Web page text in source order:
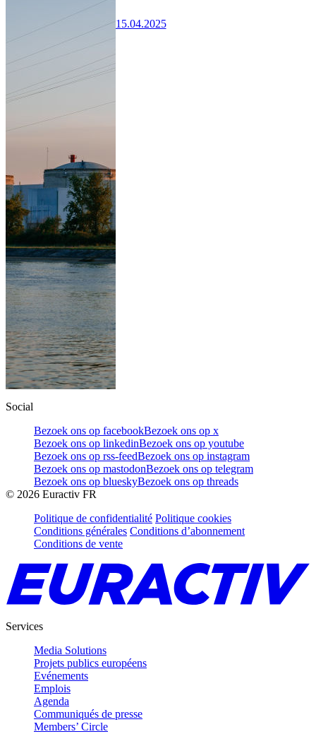
15.04.2025
Social
Bezoek ons op facebookBezoek ons op x
Bezoek ons op linkedinBezoek ons op youtube
Bezoek ons op rss-feedBezoek ons op instagram
Bezoek ons op mastodonBezoek ons op telegram
Bezoek ons op blueskyBezoek ons op threads
© 2026 Euractiv FR
Politique de confidentialité Politique cookies
Conditions générales Conditions d’abonnement
Conditions de vente
Services
Media Solutions
Projets publics européens
Evénements
Emplois
Agenda
Communiqués de presse
Members’ Circle